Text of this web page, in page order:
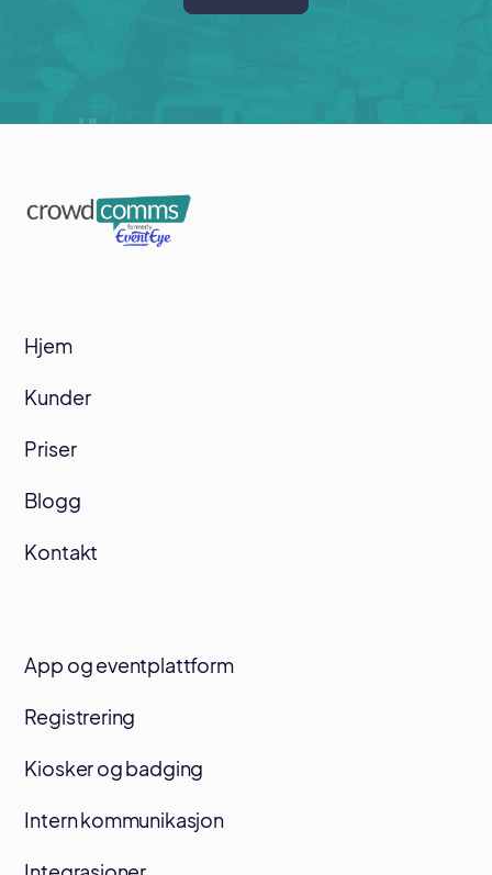
Hjem
Kunder
Priser
Blogg
Kontakt
App og eventplattform
Registrering
Kiosker og badging
Intern kommunikasjon